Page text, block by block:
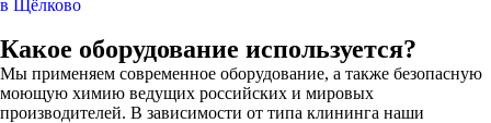
в Щёлково
Какое оборудование используется?
Мы применяем современное оборудование, а также безопасную
моющую химию ведущих российских и мировых
производителей. В зависимости от типа клининга наши